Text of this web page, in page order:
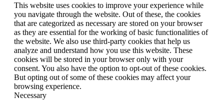
This website uses cookies to improve your experience while
you navigate through the website. Out of these, the cookies
that are categorized as necessary are stored on your browser
as they are essential for the working of basic functionalities of
the website. We also use third-party cookies that help us
analyze and understand how you use this website. These
cookies will be stored in your browser only with your
consent. You also have the option to opt-out of these cookies.
But opting out of some of these cookies may affect your
browsing experience.
Necessary